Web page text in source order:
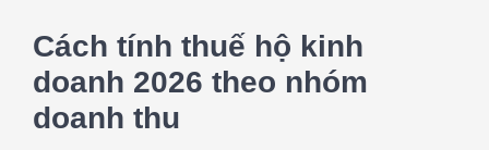
Cách tính thuế hộ kinh
doanh 2026 theo nhóm
doanh thu